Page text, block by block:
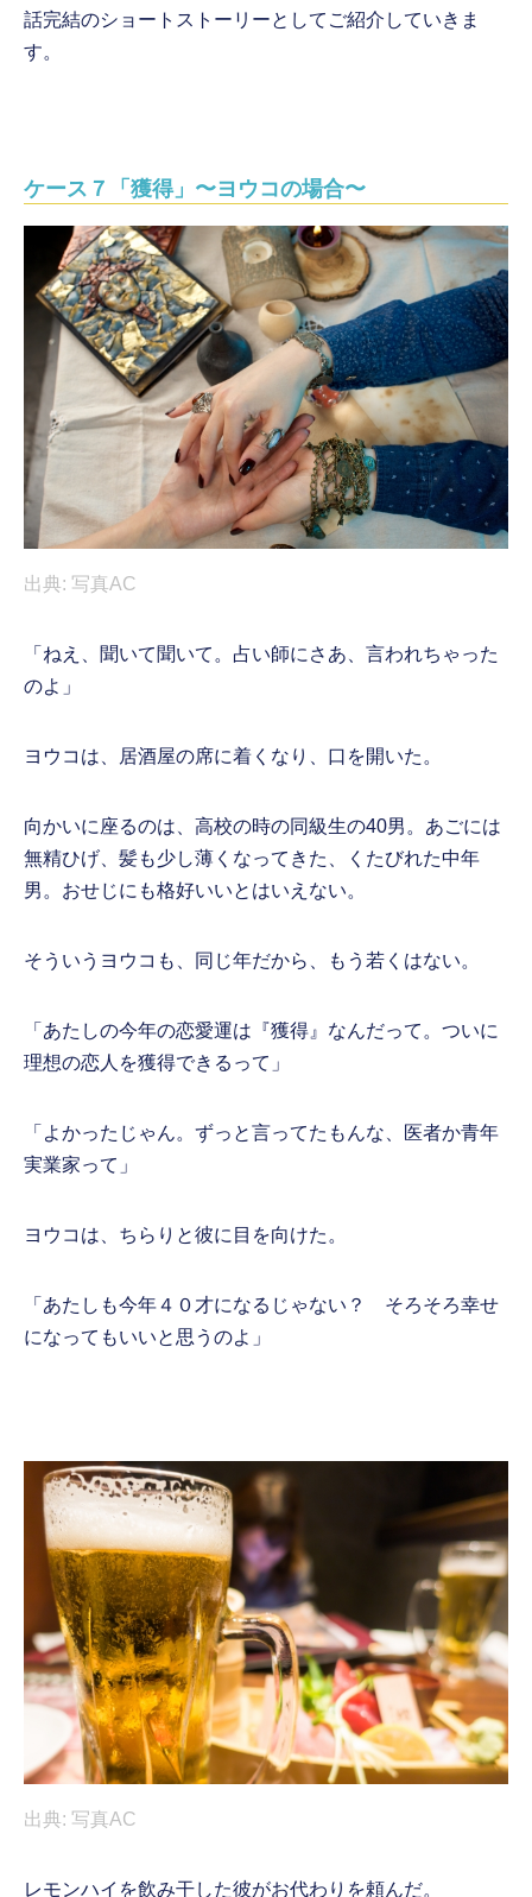
話完結のショートストーリーとしてご紹介していきま
す。
ケース７「獲得」〜ヨウコの場合〜
出典: 写真AC
「ねえ、聞いて聞いて。占い師にさあ、言われちゃった
のよ」
ヨウコは、居酒屋の席に着くなり、口を開いた。
向かいに座るのは、高校の時の同級生の40男。あごには
無精ひげ、髪も少し薄くなってきた、くたびれた中年
男。おせじにも格好いいとはいえない。
そういうヨウコも、同じ年だから、もう若くはない。
「あたしの今年の恋愛運は『獲得』なんだって。ついに
理想の恋人を獲得できるって」
「よかったじゃん。ずっと言ってたもんな、医者か青年
実業家って」
ヨウコは、ちらりと彼に目を向けた。
「あたしも今年４０才になるじゃない？ そろそろ幸せ
になってもいいと思うのよ」
出典: 写真AC
レモンハイを飲み干した彼がお代わりを頼んだ。